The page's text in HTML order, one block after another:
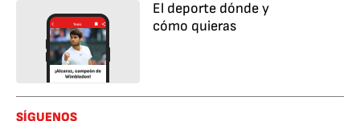
El deporte dónde y
cómo quieras
SÍGUENOS